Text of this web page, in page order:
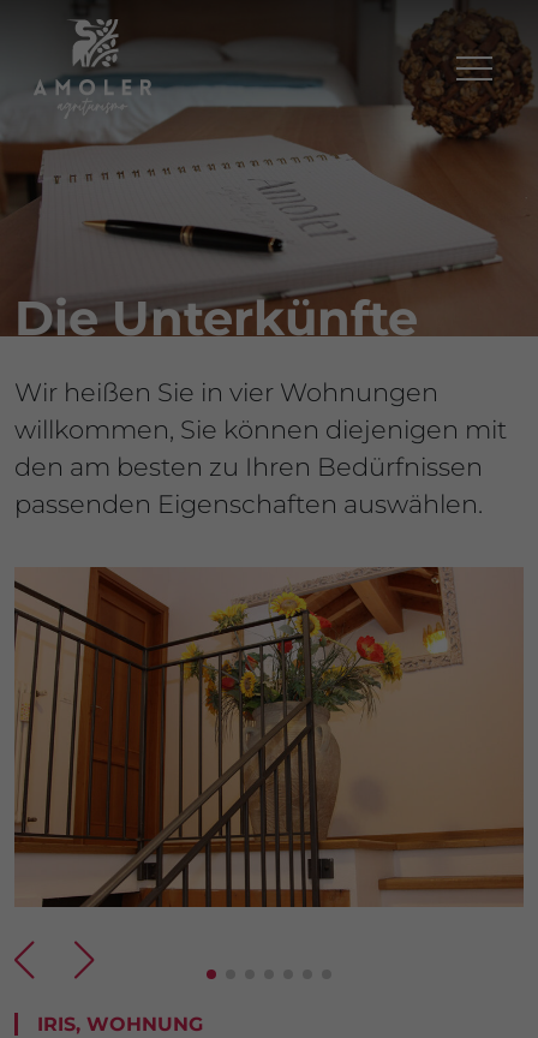
content
Die Unterkünfte
Wir heißen Sie in vier Wohnungen
willkommen, Sie können diejenigen mit
den am besten zu Ihren Bedürfnissen
passenden Eigenschaften auswählen.
IRIS, WOHNUNG